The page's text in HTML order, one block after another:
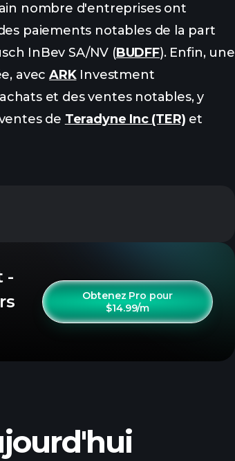
nombre d'entreprises ont
paiements notables de la part
InBev SA/NV (BUDFF). Enfin, une
avecARKInvestment
et des ventes notables, y
de Teradyne Inc (TER) et
-
Obtenez Pro pour
$14.99/m